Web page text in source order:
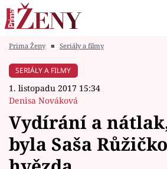
Módní alarm
Témata
Prima Ženy ■ Seriály a filmy
SERIÁLY A FILMY
1. listopadu 2017 15:34
Denisa Nováková
Vydírání a
byla Saša